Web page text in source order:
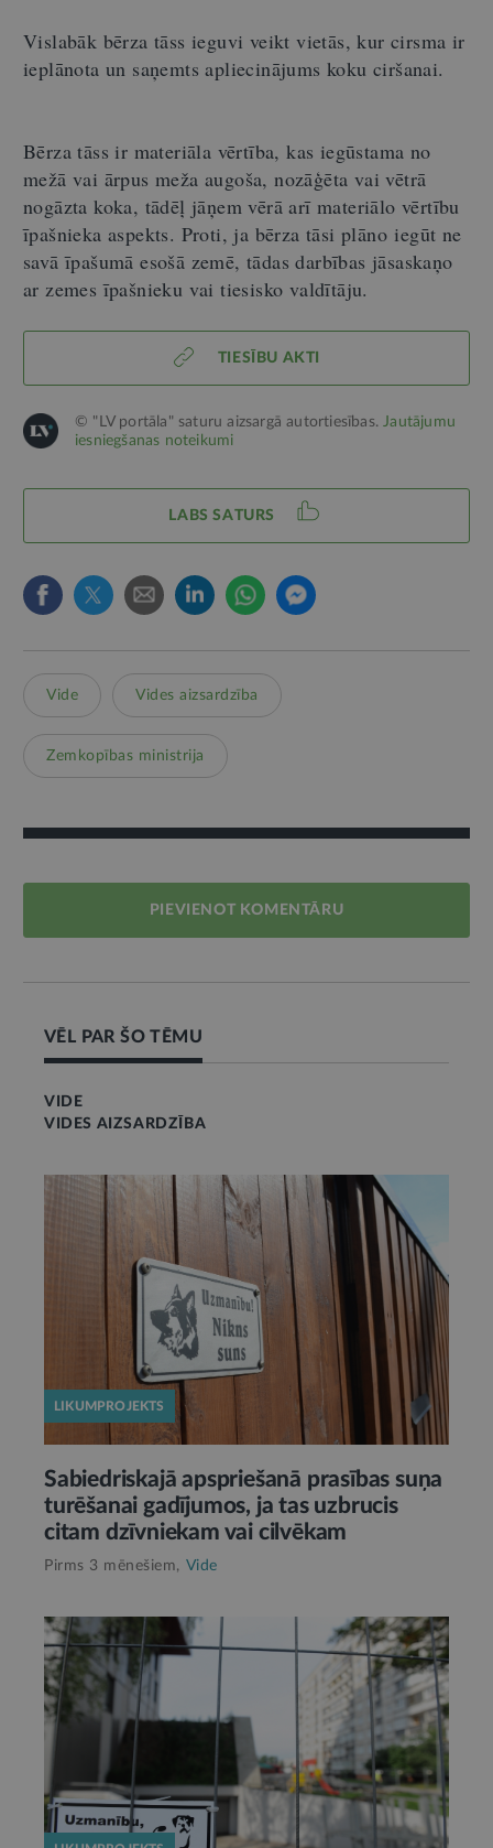
Vislabāk bērza tāss ieguvi veikt vietās, kur cirsma ir
ieplānota un saņemts apliecinājums koku ciršanai.
Bērza tāss ir materiāla vērtība, kas iegūstama no
mežā vai ārpus meža augoša, nozāģēta vai vētrā
nogāzta koka, tādēļ jāņem vērā arī materiālo vērtību
īpašnieka aspekts. Proti, ja bērza tāsi plāno iegūt ne
savā īpašumā esošā zemē, tādas darbības jāsaskaņo
ar zemes īpašnieku vai tiesisko valdītāju.
TIESĪBU AKTI
© "LV portāla" saturu aizsargā autortiesības.Jautājumu
iesniegšanas noteikumi
LABS SATURS
Vide Vides aizsardzība
Zemkopības ministrija
PIEVIENOT KOMENTĀRU
VĒL PAR ŠO TĒMU
VIDE
VIDES AIZSARDZĪBA
LIKUMPROJEKTS
Sabiedriskajā apspriešanā prasības suņa
turēšanai gadījumos, ja tas uzbrucis
citam dzīvniekam vai cilvēkam
Pirms 3 mēnešiem, Vide